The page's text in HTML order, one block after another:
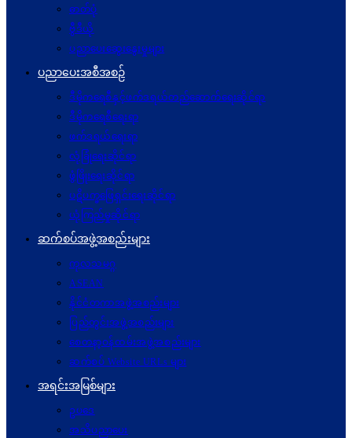
ဓာတ်ပုံ
ဗွီဒီယို
ပညာပေးဆွေးနွေးမှုများ
ပညာပေးအစီအစဉ်
ဒီမိုကရေစီနှင့်ဖက်ဒရယ်တည်ဆောက်ရေးဆိုင်ရာ
ဒီမိုကရေစီရေးရာ
ဖက်ဒရယ်ရေးရာ
လုံခြုံရေးဆိုင်ရာ
ဖွံဖြိုးရေးဆိုင်ရာ
ပဋိပက္ခ‌ဖြေရှင်းရေးဆိုင်ရာ
ယုံကြည်မှုဆိုင်ရာ
ဆက်စပ်အဖွဲ့အစည်းများ
ကုလသမဂ္ဂ
ASEAN
နိုင်ငံတကာအဖွဲ့အစည်းများ
ပြည်တွင်းအဖွဲ့အစည်းများ
စေတနာ့ဝန်ထမ်းအဖွဲ့အစည်းများ
ဆက်စပ် Website URLs များ
အရင်းအမြစ်များ
ဥပဒေ
အသိပညာပေး